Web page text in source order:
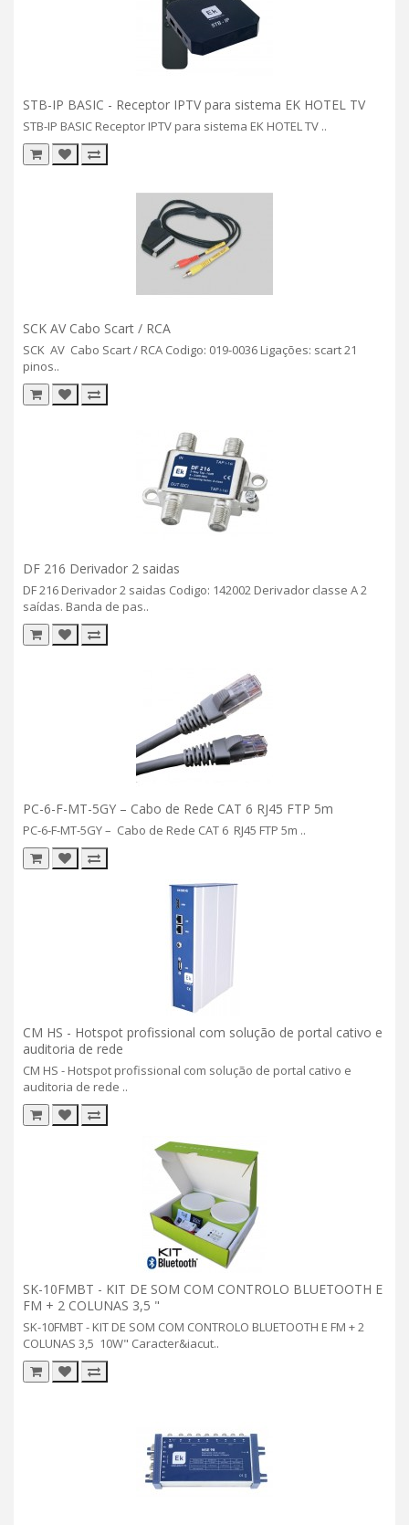
STB-IP BASIC - Receptor IPTV para sistema EK HOTEL TV
STB-IP BASIC Receptor IPTV para sistema EK HOTEL TV ..
SCK AV Cabo Scart / RCA
SCK AV Cabo Scart / RCA Codigo: 019-0036 Ligações: scart 21
pinos..
DF 216 Derivador 2 saidas
DF 216 Derivador 2 saidas Codigo: 142002 Derivador classe A 2
saídas. Banda de pas..
PC-6-F-MT-5GY – Cabo de Rede CAT 6 RJ45 FTP 5m
PC-6-F-MT-5GY – Cabo de Rede CAT 6 RJ45 FTP 5m ..
CM HS - Hotspot profissional com solução de portal cativo e
auditoria de rede
CM HS - Hotspot profissional com solução de portal cativo e
auditoria de rede ..
SK-10FMBT - KIT DE SOM COM CONTROLO BLUETOOTH E
FM + 2 COLUNAS 3,5 "
SK-10FMBT - KIT DE SOM COM CONTROLO BLUETOOTH E FM + 2
COLUNAS 3,5 10W" Caracter&iacut..